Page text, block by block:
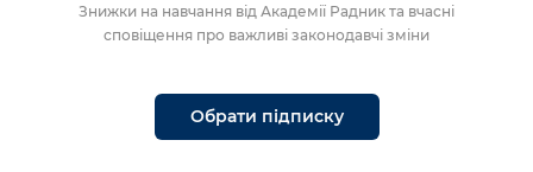
Знижки на навчання від Академії Радник та вчасні
сповіщення про важливі законодавчі зміни
Обрати підписку